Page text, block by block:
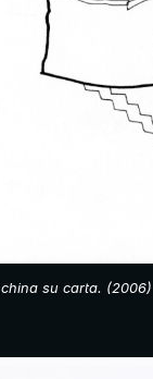
china su carta. (2006)